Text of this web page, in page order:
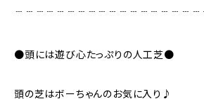
●頭には遊び心たっぷりの人工芝●
頭の芝はボーちゃんのお気に入り♪